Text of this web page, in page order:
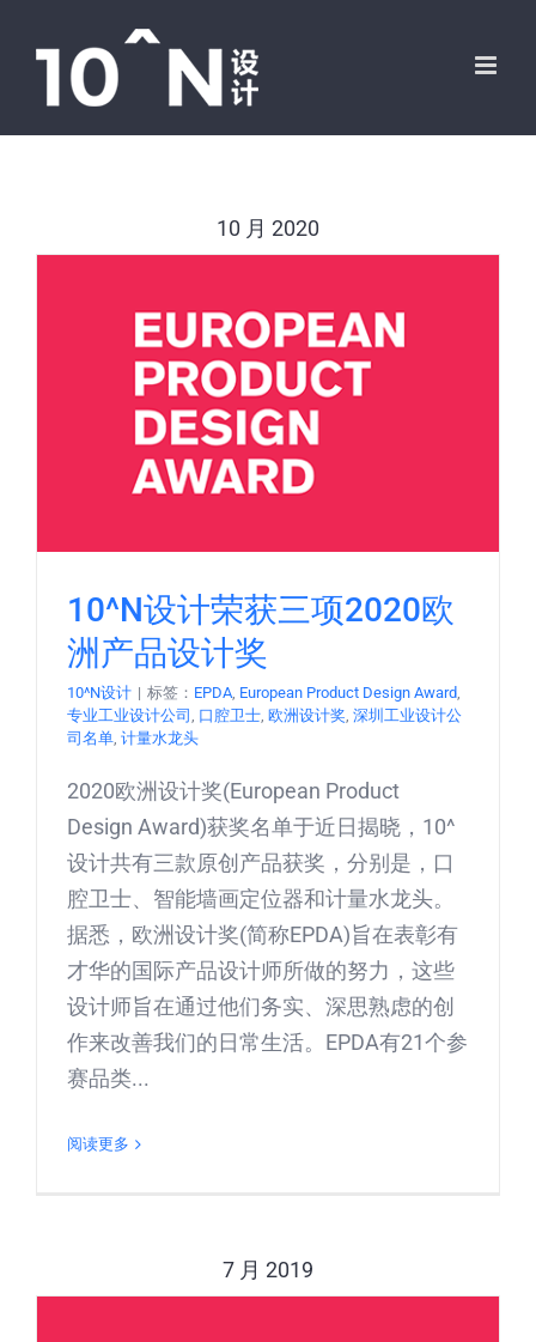
10 月 2020
10^N设计荣获三项2020欧
洲产品设计奖
10^N设计 | 标签： EPDA, European Product Design Award,
专业工业设计公司 , 口腔卫士, 欧洲设计奖, 深圳工业设计公
司名单, 计量水龙头
2020欧洲设计奖(European Product
Design Award)获奖名单于近日揭晓，10^
设计共有三款原创产品获奖，分别是，口
腔卫士、智能墙画定位器和计量水龙头。
据悉，欧洲设计奖(简称EPDA)旨在表彰有
才华的国际产品设计师所做的努力，这些
设计师旨在通过他们务实、深思熟虑的创
作来改善我们的日常生活。EPDA有21个参
赛品类...
阅读更多
7 月 2019